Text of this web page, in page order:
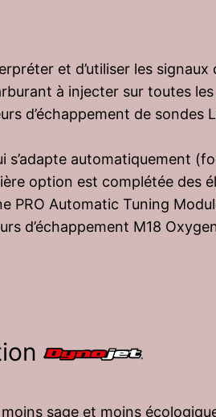
et d’utiliser les
à injecter sur toutes les
d’échappement de
s’adapte
option est complétée des
PRO Automatic Tuning
d’échappement M18
sage et moins